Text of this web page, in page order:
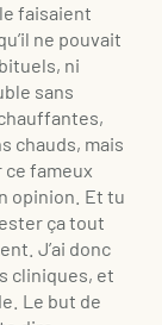
faisaient
ne pouvait
ni
sans
chauds, mais
ce fameux
opinion. Et tu
ça tout
J’ai donc
cliniques, et
Le but de